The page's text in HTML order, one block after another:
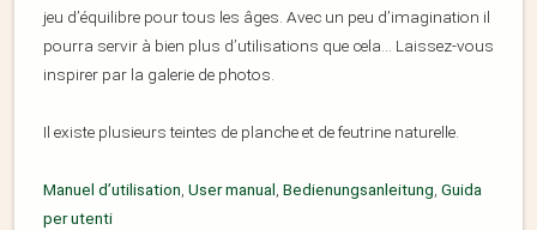
jeu d’équilibre pour tous les âges. Avec un peu d’imagination il
pourra servir à bien plus d’utilisations que cela… Laissez-vous
inspirer par la galerie de photos.
Il existe plusieurs teintes de planche et de feutrine naturelle.
Manuel d’utilisation User manual Bedienungsanleitung Guida
per utenti